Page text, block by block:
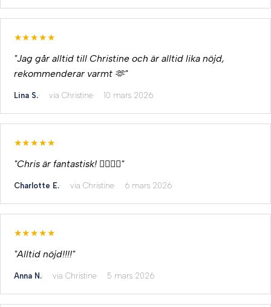
★★★★★
"Jag går alltid till Christine och är alltid lika nöjd,
rekommenderar varmt 🫶"
Lina S. via Christine 10 mars 2026
★★★★★
"Chris är fantastisk! 👍🏼👌🏻"
Charlotte E. via Christine 6 mars 2026
★★★★★
"Alltid nöjd!!!!"
Anna N. via Christine 5 mars 2026